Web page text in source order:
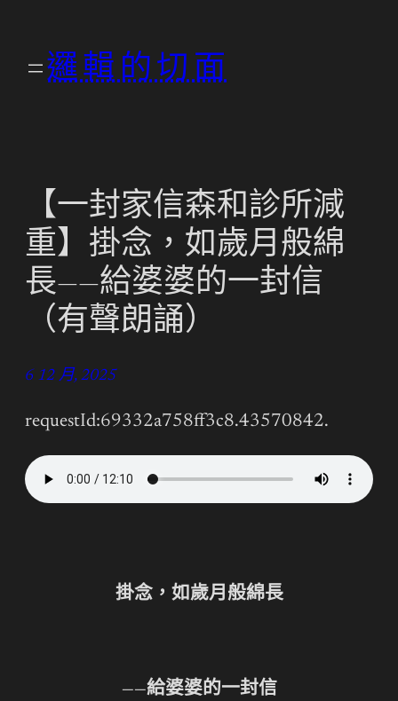
邏輯的切面
【一封家信森和診所減
重】掛念，如歲月般綿
長——給婆婆的一封信
（有聲朗誦）
6 12 月, 2025
requestId:69332a758ff3c8.43570842.
掛念，如歲月般綿長
——給婆婆的一封信